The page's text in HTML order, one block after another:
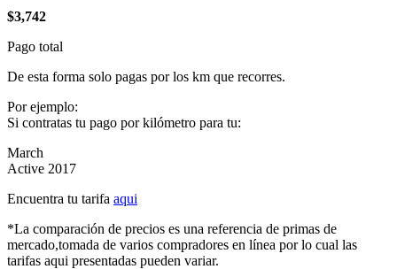
$3,742
Pago total
De esta forma solo pagas por los km que recorres.
Por ejemplo:
Si contratas tu pago por kilómetro para tu:
March
Active 2017
Encuentra tu tarifa aqui
*La comparación de precios es una referencia de primas de
mercado,tomada de varios compradores en línea por lo cual las
tarifas aqui presentadas pueden variar.